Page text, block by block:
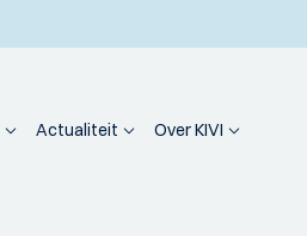
Actualiteit Over KIVI